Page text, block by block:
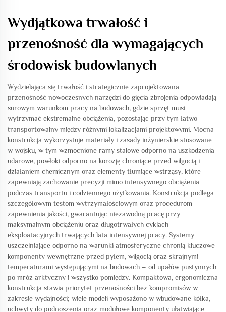
Wydjątkowa trwałość i
przenośność dla wymagających
środowisk budowlanych
Wydzielająca się trwałość i strategicznie zaprojektowana
przenośność nowoczesnych narzędzi do gięcia zbrojenia odpowiadają
surowym warunkom pracy na budowach, gdzie sprzęt musi
wytrzymać ekstremalne obciążenia, pozostając przy tym łatwo
transportowalny między różnymi lokalizacjami projektowymi. Mocna
konstrukcja wykorzystuje materiały i zasady inżynierskie stosowane
w wojsku, w tym wzmocnione ramy stalowe odporno na uszkodzenia
udarowe, powłoki odporno na korozję chroniące przed wilgocią i
działaniem chemicznym oraz elementy tłumiące wstrząsy, które
zapewniają zachowanie precyzji mimo intensywnego obciążenia
podczas transportu i codziennego użytkowania. Konstrukcja podlega
szczegółowym testom wytrzymałościowym oraz procedurom
zapewnienia jakości, gwarantując niezawodną pracę przy
maksymalnym obciążeniu oraz długotrwałych cyklach
eksploatacyjnych trwających lata intensywnej pracy. Systemy
uszczelniające odporno na warunki atmosferyczne chronią kluczowe
komponenty wewnętrzne przed pyłem, wilgocią oraz skrajnymi
temperaturami występującymi na budowach – od upałów pustynnych
po mróz arktyczny i wszystko pomiędzy. Kompaktowa, ergonomiczna
konstrukcja stawia priorytet przenośności bez kompromisów w
zakresie wydajności; wiele modeli wyposażono w wbudowane kółka,
uchwyty do podnoszenia oraz modułowe komponenty ułatwiające